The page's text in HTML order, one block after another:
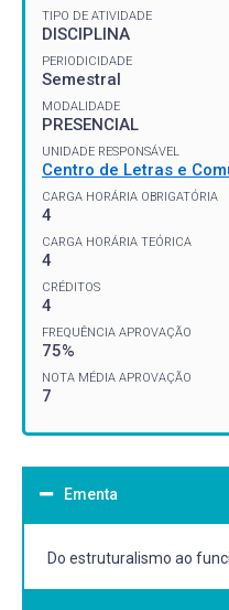
TIPO DE ATIVIDADE
DISCIPLINA
PERIODICIDADE
Semestral
MODALIDADE
PRESENCIAL
UNIDADE RESPONSÁVEL
Centro de Letras e
CARGA HORÁRIA OBRIGATÓRIA
4
CARGA HORÁRIA TEÓRICA
4
CRÉDITOS
4
FREQUÊNCIA APROVAÇÃO
75%
NOTA MÉDIA APROVAÇÃO
7
Ementa
Do estruturalismo ao